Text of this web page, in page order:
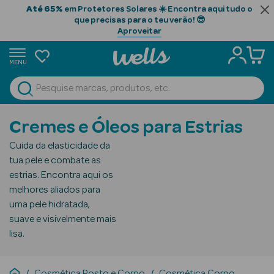
Até 65% em Protetores Solares ☀️ Encontra aqui tudo o
que precisas para o teu verão! 😎
Aproveitar
MENU
Ver Tudo
Beauty Season
Cabelo
Profissional
Beauty Season
Cosmética
Beauty Season
Luxo
Cremes e Óleos para Estrias
Cuida da elasticidade da
tua pele e combate as
estrias. Encontra aqui os
melhores aliados para
uma pele hidratada,
suave e visivelmente mais
lisa.